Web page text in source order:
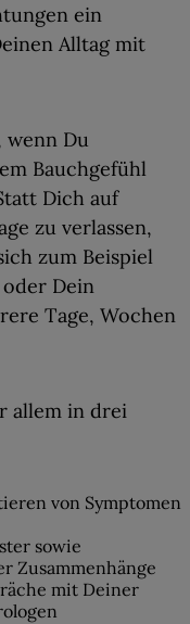
ein
Alltag mit
wenn Du
Bauchgefühl
Dich auf
zu verlassen,
zum Beispiel
oder Dein
Tage, Wochen
allem in drei
von Symptomen
sowie
Zusammenhänge
mit Deiner